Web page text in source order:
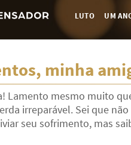
LUTO UM
minha
Lamento mesmo muito
irreparável. Sei que
seu sofrimento, mas